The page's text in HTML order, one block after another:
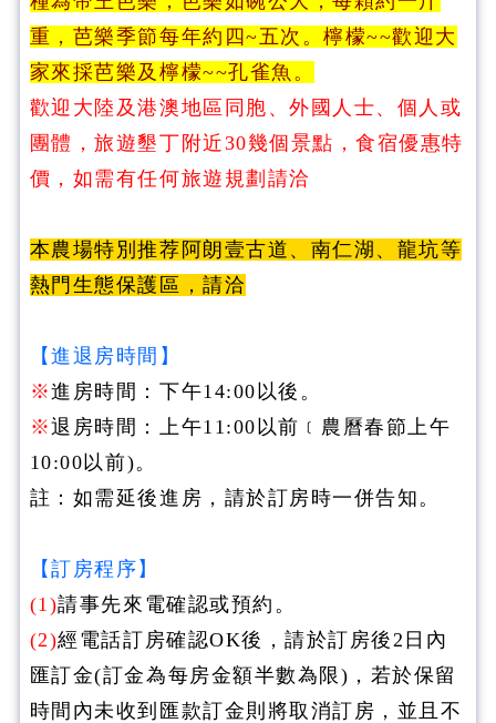
重，芭樂季節每年約四~五次。檸檬~~歡迎大
家來採芭樂及檸檬~~孔雀魚。
歡迎大陸及港澳地區同胞、外國人士、個人或
團體，旅遊墾丁附近30幾個景點，食宿優惠特
價，如需有任何旅遊規劃請洽
本農場特別推荐阿朗壹古道、南仁湖、龍坑等
熱門生態保護區，請洽
【進退房時間】
※進房時間：下午14:00以後。
※退房時間：上午11:00以前﹝農曆春節上午
10:00以前)。
註：如需延後進房，請於訂房時一併告知。
【訂房程序】
(1)請事先來電確認或預約。
(2)經電話訂房確認OK後，請於訂房後2日內
匯訂金(訂金為每房金額半數為限)，若於保留
時間內未收到匯款訂金則將取消訂房，並且不